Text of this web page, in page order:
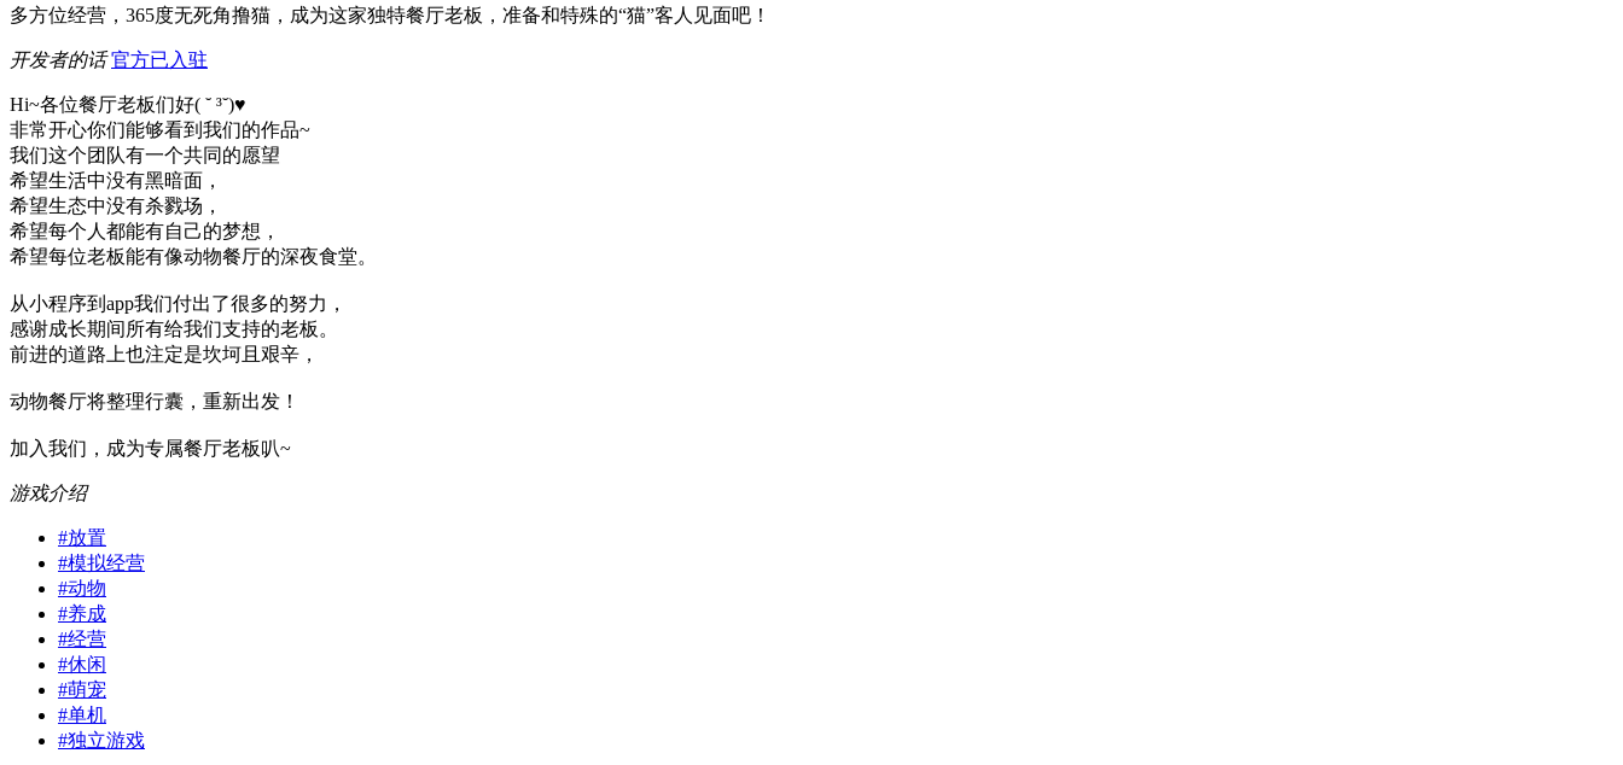
多方位经营，365度无死角撸猫，成为这家独特餐厅老板，准备和特殊的“猫”客人见面吧！
开发者的话 官方已入驻
Hi~各位餐厅老板们好( ˘ ³˘)♥
非常开心你们能够看到我们的作品~
我们这个团队有一个共同的愿望
希望生活中没有黑暗面，
希望生态中没有杀戮场，
希望每个人都能有自己的梦想，
希望每位老板能有像动物餐厅的深夜食堂。
从小程序到app我们付出了很多的努力，
感谢成长期间所有给我们支持的老板。
前进的道路上也注定是坎坷且艰辛，
动物餐厅将整理行囊，重新出发！
加入我们，成为专属餐厅老板叭~
游戏介绍
#放置
#模拟经营
#动物
#养成
#经营
#休闲
#萌宠
#单机
#独立游戏